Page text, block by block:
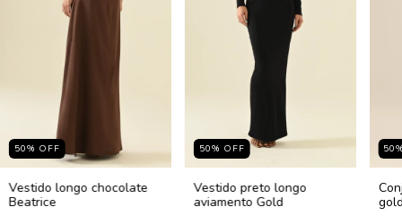
50% OFF
Vestido longo chocolate
Beatrice
50% OFF
Vestido preto longo
aviamento Gold
50